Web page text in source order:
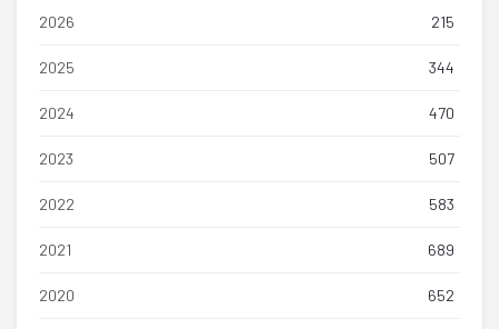
2026 215
2025 344
2024 470
2023 507
2022 583
2021 689
2020 652